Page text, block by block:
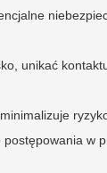
unikać
w